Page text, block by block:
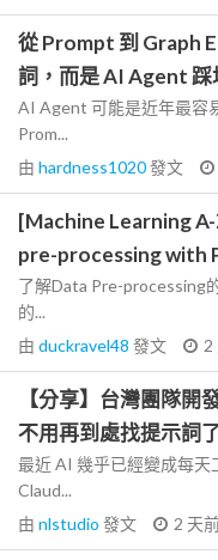
從 Prompt 到 Graph
詞，而是 AI Agent
AI Agent 可能是近年最容
Prom...
由 hardness1020發文
[Machine Learning
pre-processing with
了解Data Pre-processing
的...
由 duckravel48 發文 2
【分享】台灣團隊
不用再到處找提示詞
最近 AI 幾乎已經變成每天
Claud...
由 nlstudio 發文 2 天